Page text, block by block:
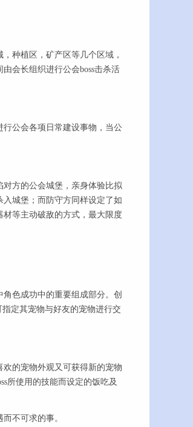
种植区，矿产区等几个区域，
会长组织进行公会boss击杀活
公会各项日常建设事物，当公
方的公会城堡，亲身体验比拟
城堡；而防守方同样设定了如
等主动破敌的方式，最大限度
色成功中的重要组成部分。创
定其宠物与好友的宠物进行交
的宠物外观又可获得新的宠物
所使用的技能而设定的饭吃及
不可求的事。